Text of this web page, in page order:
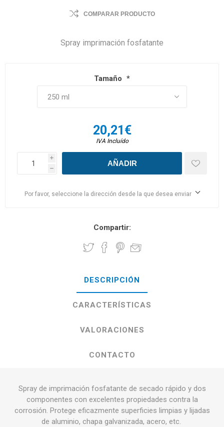
COMPARAR PRODUCTO
Spray imprimación fosfatante
Tamaño *
20,21€
IVA Incluído
i
h
Por favor, seleccione la dirección desde la que desea enviar
Compartir:
DESCRIPCIÓN
CARACTERÍSTICAS
VALORACIONES
CONTACTO
Spray de imprimación fosfatante de secado rápido y dos
componentes con excelentes propiedades contra la
corrosión. Protege eficazmente superficies limpias y lijadas
de aluminio, chapa galvanizada, acero, etc.